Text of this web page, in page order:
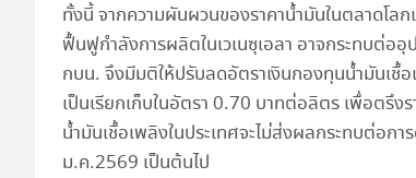
ทั้งนี้ จากความผันผวนของราคาน้ำมันในตลาดโล
ฟื้นฟูกำลังการผลิตในเวเนซุเอลา อาจกระทบต่อ
กบน. จึงมีมติให้ปรับลดอัตราเงินกองทุนน้ำมันเชื้
เป็นเรียกเก็บในอัตรา 0.70 บาทต่อลิตร เพื่อตรึงร
น้ำมันเชื้อเพลิงในประเทศจะไม่ส่งผลกระทบต่อก
ม.ค.2569 เป็นต้นไป